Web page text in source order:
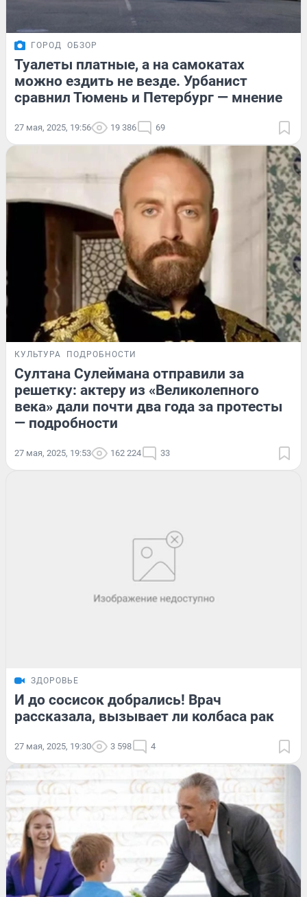
ГОРОД ОБЗОР
Туалеты платные, а на самокатах
можно ездить не везде. Урбанист
сравнил Тюмень и Петербург — мнение
27 мая, 2025, 19:56 19 386 69
КУЛЬТУРА ПОДРОБНОСТИ
Султана Сулеймана отправили за
решетку: актеру из «Великолепного
века» дали почти два года за протесты
— подробности
27 мая, 2025, 19:53 162 224 33
ЗДОРОВЬЕ
И до сосисок добрались! Врач
рассказала, вызывает ли колбаса рак
27 мая, 2025, 19:30 3 598 4